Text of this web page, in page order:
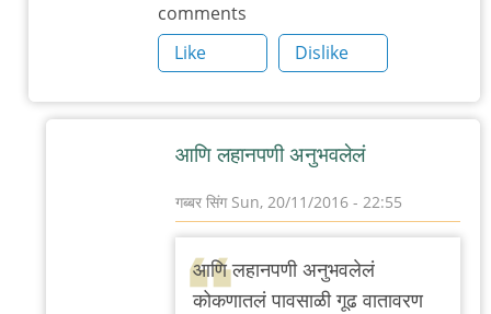
comments
Like
Dislike
आणि लहानपणी अनुभवलेलं
गब्बर सिंगSun, 20/11/2016 - 22:55
reply
to
आणि लहानपणी अनुभवलेलं
कोकणातलं पावसाळी गूढ वातावरण